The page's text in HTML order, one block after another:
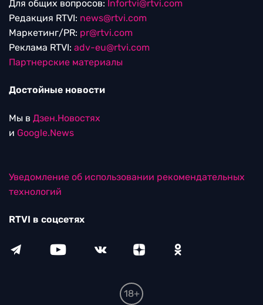
Для общих вопросов: Infortvi@rtvi.com
Редакция RTVI: news@rtvi.com
Маркетинг/PR: pr@rtvi.com
Реклама RTVI: adv-eu@rtvi.com
Партнерские материалы
Достойные новости
Мы в Дзен.Новостях
и Google.News
Уведомление об использовании рекомендательных
технологий
RTVI в соцсетях
18+